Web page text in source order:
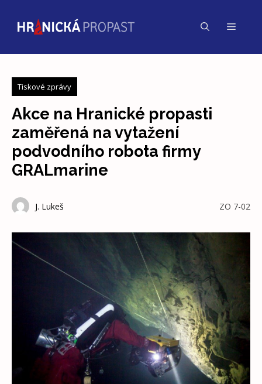
obsah
Menu
Tiskové zprávy
Akce na Hranické propasti
zaměřená na vytažení
podvodního robota firmy
GRALmarine
J. Lukeš ZO 7-02